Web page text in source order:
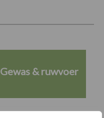
Gewas & ruwvoer